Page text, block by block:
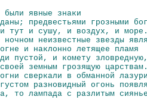
явные знаки
предвестьями грозными
тут и сушу, и воздух, и
неизвестные звезды
и наклонно летящее пламя
пустой, и комету
земным грозящую
сверкали в обманной
разновидный огонь
то лампада с разлитым